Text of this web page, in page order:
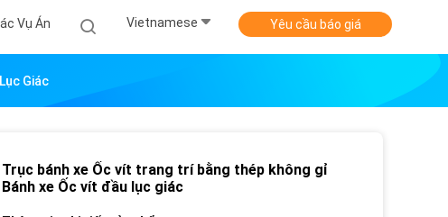
Vụ Án Vietnamese Yêu cầu báo giá
Giác
Trục bánh xe Ốc vít trang trí bằng thép không gỉ
Bánh xe Ốc vít đầu lục giác